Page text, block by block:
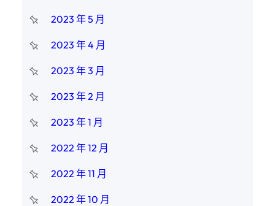
2023 年 5 月
2023 年 4 月
2023 年 3 月
2023 年 2 月
2023 年 1 月
2022 年 12 月
2022 年 11 月
2022 年 10 月